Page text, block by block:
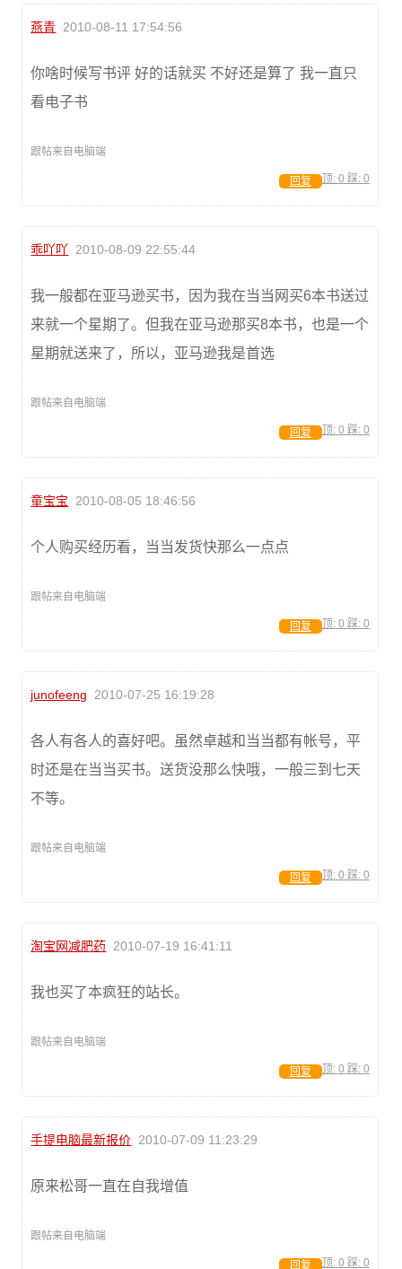
燕青 2010-08-11 17:54:56
你啥时候写书评 好的话就买 不好还是算了 我一直只
看电子书
跟帖来自电脑端
顶: 0 踩: 0
回复
乖吖吖 2010-08-09 22:55:44
我一般都在亚马逊买书，因为我在当当网买6本书送过
来就一个星期了。但我在亚马逊那买8本书，也是一个
星期就送来了，所以，亚马逊我是首选
跟帖来自电脑端
顶: 0 踩: 0
回复
童宝宝 2010-08-05 18:46:56
个人购买经历看，当当发货快那么一点点
跟帖来自电脑端
顶: 0 踩: 0
回复
junofeeng 2010-07-25 16:19:28
各人有各人的喜好吧。虽然卓越和当当都有帐号，平
时还是在当当买书。送货没那么快哦，一般三到七天
不等。
跟帖来自电脑端
顶: 0 踩: 0
回复
淘宝网减肥药 2010-07-19 16:41:11
我也买了本疯狂的站长。
跟帖来自电脑端
顶: 0 踩: 0
回复
手提电脑最新报价 2010-07-09 11:23:29
原来松哥一直在自我增值
跟帖来自电脑端
顶: 0 踩: 0
回复